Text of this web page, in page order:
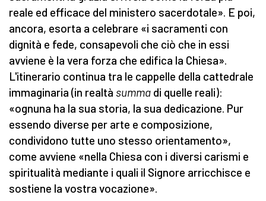
reale ed efficace del ministero sacerdotale». E poi,
ancora, esorta a celebrare «i sacramenti con
dignità e fede, consapevoli che ciò che in essi
avviene è la vera forza che edifica la Chiesa».
L'itinerario continua tra le cappelle della cattedrale
immaginaria (in realtà summa di quelle reali):
«ognuna ha la sua storia, la sua dedicazione. Pur
essendo diverse per arte e composizione,
condividono tutte uno stesso orientamento»,
come avviene «nella Chiesa con i diversi carismi e
spiritualità mediante i quali il Signore arricchisce e
sostiene la vostra vocazione».